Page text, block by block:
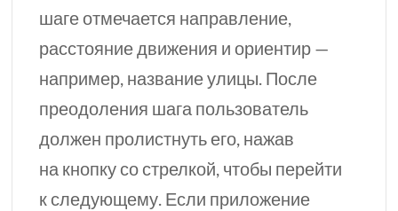
шаге отмечается направление,
расстояние движения и ориентир —
например, название улицы. После
преодоления шага пользователь
должен пролистнуть его, нажав
на кнопку со стрелкой, чтобы перейти
к следующему. Если приложение